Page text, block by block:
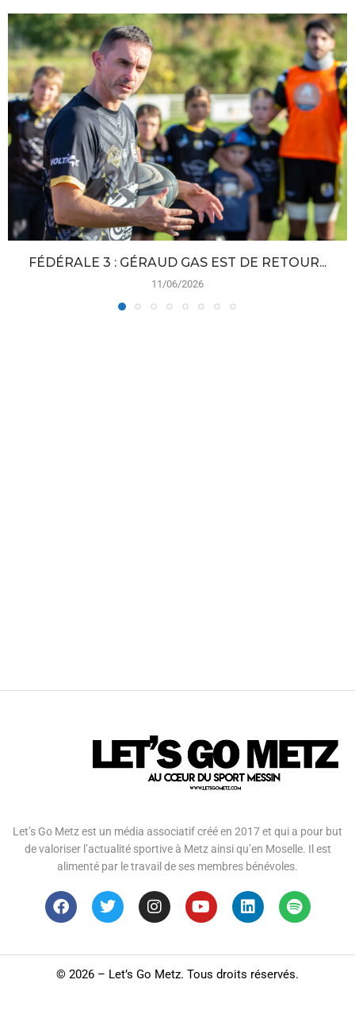
FÉDÉRALE 3 : GÉRAUD GAS EST DE RETOUR...
11/06/2026
Let’s Go Metz est un média associatif créé en 2017 et qui a pour but
de valoriser l’actualité sportive à Metz ainsi qu’en Moselle. Il est
alimenté par le travail de ses membres bénévoles.
© 2026 – Let’s Go Metz. Tous droits réservés.